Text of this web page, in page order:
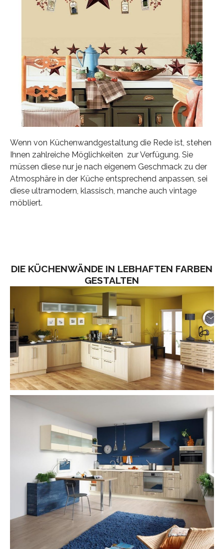
Wenn von Küchenwandgestaltung die Rede ist, stehen
Ihnen zahlreiche Möglichkeiten zur Verfügung. Sie
müssen diese nur je nach eigenem Geschmack zu der
Atmosphäre in der Küche entsprechend anpassen, sei
diese ultramodern, klassisch, manche auch vintage
möbliert.
DIE KÜCHENWÄNDE IN LEBHAFTEN FARBEN
GESTALTEN